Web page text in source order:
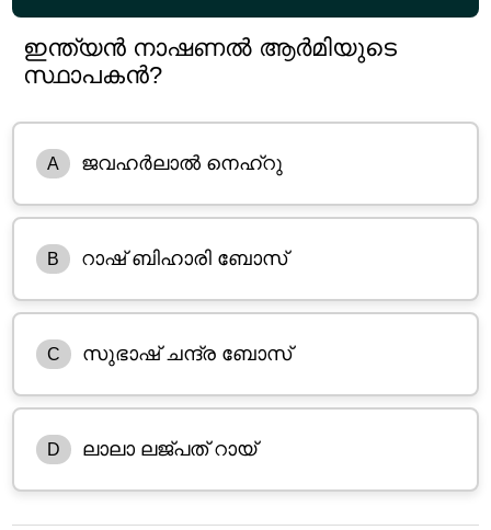
ഇന്ത്യൻ നാഷണൽ ആർമിയുടെ
സ്ഥാപകൻ?
A ജവഹർലാൽ നെഹ്റു
B റാഷ് ബിഹാരി ബോസ്
C സുഭാഷ് ചന്ദ്ര ബോസ്
D ലാലാ ലജ്പത് റായ്